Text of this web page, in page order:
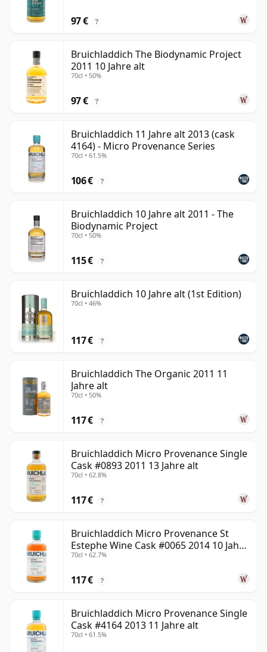
97 € ?
Bruichladdich The Biodynamic Project
2011 10 Jahre alt
70cl • 50%
97 € ?
Bruichladdich 11 Jahre alt 2013 (cask
4164) - Micro Provenance Series
70cl • 61.5%
106 € ?
Bruichladdich 10 Jahre alt 2011 - The
Biodynamic Project
70cl • 50%
115 € ?
Bruichladdich 10 Jahre alt (1st Edition)
70cl • 46%
117 € ?
Bruichladdich The Organic 2011 11
Jahre alt
70cl • 50%
117 € ?
Bruichladdich Micro Provenance Single
Cask #0893 2011 13 Jahre alt
70cl • 62.8%
117 € ?
Bruichladdich Micro Provenance St
Estephe Wine Cask #0065 2014 10 Jahre
alt
70cl • 62.7%
117 € ?
Bruichladdich Micro Provenance Single
Cask #4164 2013 11 Jahre alt
70cl • 61.5%